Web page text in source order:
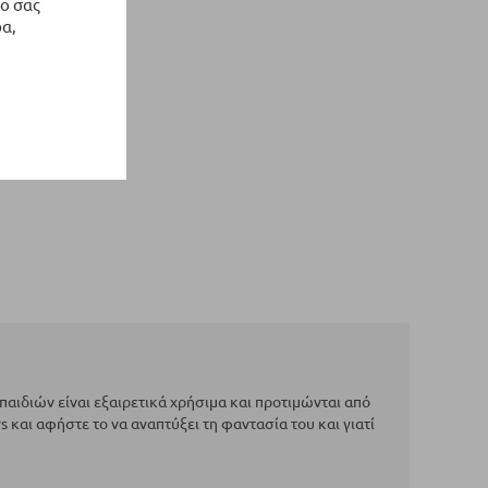
σας
είναι εξαιρετικά χρήσιμα και προτιμώνται από
αφήστε το να αναπτύξει τη φαντασία του και γιατί